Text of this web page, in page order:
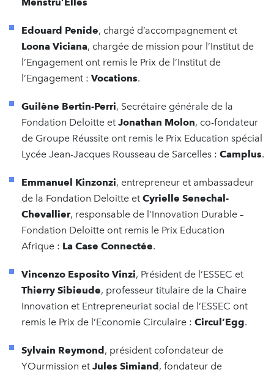
Edouard Penide, chargé d’accompagnement et
Loona Viciana, chargée de mission pour l’Institut de
l’Engagement ont remis le Prix de l’Institut de
l’Engagement : Vocations.
Guilène Bertin-Perri, Secrétaire générale de la
Fondation Deloitte et Jonathan Molon, co-fondateur
de Groupe Réussite ont remis le Prix Education spécial
Lycée Jean-Jacques Rousseau de Sarcelles : Camplus.
Emmanuel Kinzonzi, entrepreneur et ambassadeur
de la Fondation Deloitte et Cyrielle Senechal-
Chevallier, responsable de l’Innovation Durable –
Fondation Deloitte ont remis le Prix Education
Afrique : La Case Connectée.
Vincenzo Esposito Vinzi, Président de l’ESSEC et
Thierry Sibieude, professeur titulaire de la Chaire
Innovation et Entrepreneuriat social de l’ESSEC ont
remis le Prix de l’Economie Circulaire : Circul’Egg.
Sylvain Reymond, président cofondateur de
YOurmission et Jules Simiand, fondateur de